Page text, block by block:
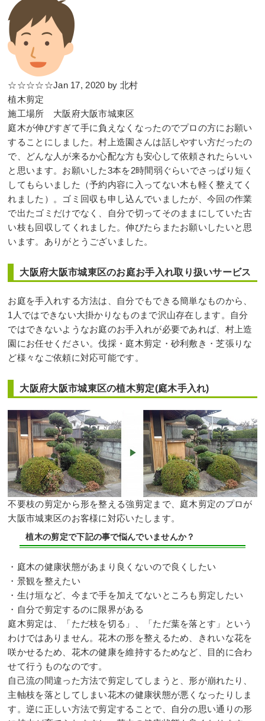
☆☆☆☆☆Jan 17, 2020 by 北村
植木剪定
施工場所 大阪府大阪市城東区
庭木が伸びすぎて手に負えなくなったのでプロの方にお願い
することにしました。村上造園さんは話しやすい方だったの
で、どんな人が来るか心配な方も安心して依頼されたらいい
と思います。お願いした3本を2時間弱ぐらいでさっぱり短く
してもらいました（予約内容に入ってない木も軽く整えてく
れました）。ゴミ回収も申し込んでいましたが、今回の作業
で出たゴミだけでなく、自分で切ってそのままにしていた古
い枝も回収してくれました。伸びたらまたお願いしたいと思
います。ありがとうございました。
大阪府大阪市城東区のお庭お手入れ取り扱いサービス
お庭を手入れする方法は、自分でもできる簡単なものから、
1人ではできない大掛かりなものまで沢山存在します。自分
ではできないようなお庭のお手入れが必要であれば、村上造
園にお任せください。伐採・庭木剪定・砂利敷き・芝張りな
ど様々なご依頼に対応可能です。
大阪府大阪市城東区の植木剪定(庭木手入れ)
不要枝の剪定から形を整える強剪定まで、庭木剪定のプロが
大阪市城東区のお客様に対応いたします。
植木の剪定で下記の事で悩んでいませんか？
・庭木の健康状態があまり良くないので良くしたい
・景観を整えたい
・生け垣など、今まで手を加えてないところも剪定したい
・自分で剪定するのに限界がある
庭木剪定は、「ただ枝を切る」、「ただ葉を落とす」という
わけではありません。花木の形を整えるため、きれいな花を
咲かせるため、花木の健康を維持するためなど、目的に合わ
せて行うものなのです。
自己流の間違った方法で剪定してしまうと、形が崩れたり、
主軸枝を落としてしまい花木の健康状態が悪くなったりしま
す。逆に正しい方法で剪定することで、自分の思い通りの形